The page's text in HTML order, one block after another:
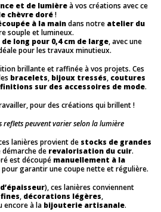
et de lumièreà vos créations avec ce
chèvre doré!
à la maindans notre atelier du
souple et lumineux.
de long pour 0,4 cm de large, avec une
pour les travaux minutieux.
brillante et raffinée à vos projets. Ces
bracelets, bijoux tressés, coutures
finitions sur des accessoires de mode.
pour des créations qui brillent !
reflets peuvent varier selon la lumière
lanières provient de stocks de grandes
démarche de revalorisation du cuir.
est découpé manuellement à la
garantir une coupe nette et régulière.
), ces lanières conviennent
, décorations légères,
encore à la bijouterie artisanale.